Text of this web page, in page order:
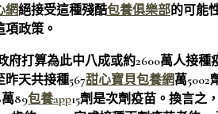
網絕接受這種殘酷包養俱樂部的可能
項政策。
府打算為此中八成或約2600萬人接種
昨天共接種567甜心寶貝包養網萬5002
萬89包養app15劑是次劑疫苗。換言之